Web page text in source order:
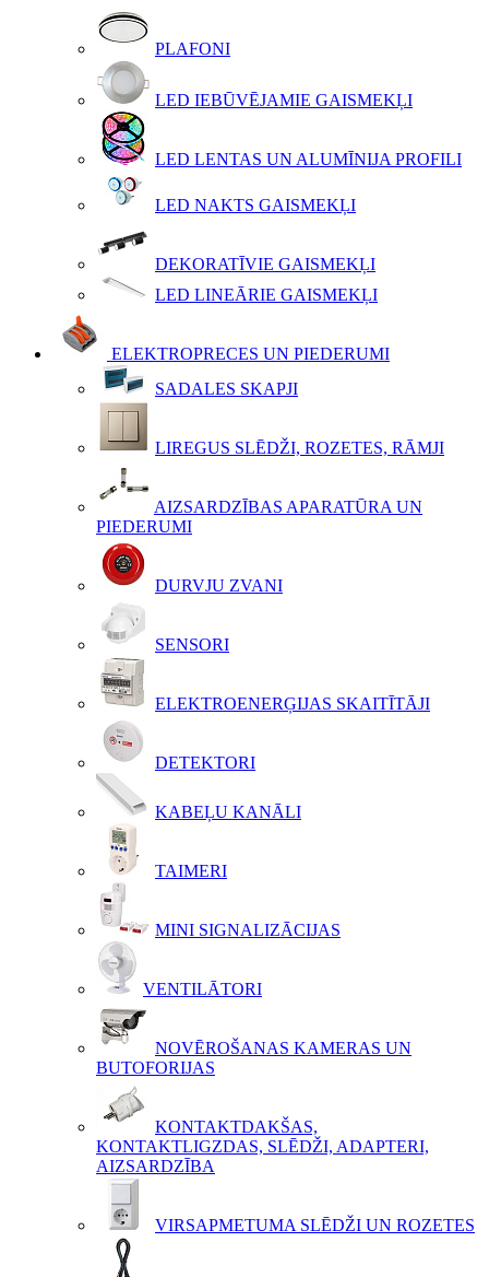
PLAFONI
LED IEBŪVĒJAMIE GAISMEKĻI
LED LENTAS UN ALUMĪNIJA PROFILI
LED NAKTS GAISMEKĻI
DEKORATĪVIE GAISMEKĻI
LED LINEĀRIE GAISMEKĻI
ELEKTROPRECES UN PIEDERUMI
SADALES SKAPJI
LIREGUS SLĒDŽI, ROZETES, RĀMJI
AIZSARDZĪBAS APARATŪRA UN
PIEDERUMI
DURVJU ZVANI
SENSORI
ELEKTROENERĢIJAS SKAITĪTĀJI
DETEKTORI
KABEĻU KANĀLI
TAIMERI
MINI SIGNALIZĀCIJAS
VENTILĀTORI
NOVĒROŠANAS KAMERAS UN
BUTOFORIJAS
KONTAKTDAKŠAS,
KONTAKTLIGZDAS, SLĒDŽI, ADAPTERI,
AIZSARDZĪBA
VIRSAPMETUMA SLĒDŽI UN ROZETES